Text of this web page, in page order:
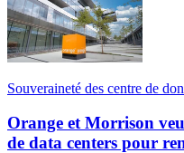
Souveraineté des centre de
Orange et Morrison
de data centers pour